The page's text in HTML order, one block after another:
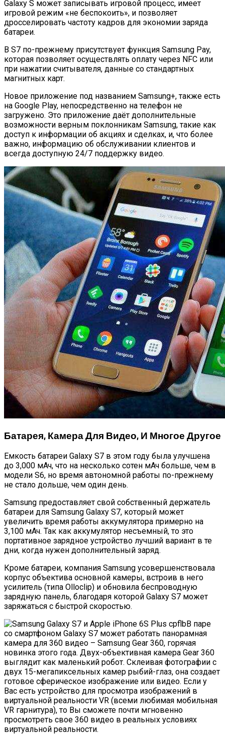
Galaxy S может записывать игровой процесс, имеет
игровой режим «не беспокоить», и позволяет
дросселировать частоту кадров для экономии заряда
батареи.
В S7 по-прежнему присутствует функция Samsung Pay,
которая позволяет осуществлять оплату через NFC или
при нажатии считывателя, данные со стандартных
магнитных карт.
Новое приложение под названием Samsung+, также есть
на Google Play, непосредственно на телефон не
загружено. Это приложение даёт дополнительные
возможности верным поклонникам Samsung, такие как
доступ к информации об акциях и сделках, и, что более
важно, информацию об обслуживании клиентов и
всегда доступную 24/7 поддержку видео.
Батарея, Камера Для Видео, И Многое Другое
Емкость батареи Galaxy S7 в этом году была улучшена
до 3,000 мАч, что на несколько сотен мАч больше, чем в
модели S6, но время автономной работы по-прежнему
не стало дольше, чем один день.
Samsung предоставляет свой собственный держатель
батареи для Samsung Galaxy S7, который может
увеличить время работы аккумулятора примерно на
3,100 мАч. Так как аккумулятор несъемный, то это
портативное зарядное устройство лучший вариант в те
дни, когда нужен дополнительный заряд.
Кроме батареи, компания Samsung усовершенствовала
корпус объектива основной камеры, встроив в него
усилитель (типа Olloclip) и обновила беспроводную
зарядную панель, благодаря которой Galaxy S7 может
заряжаться с быстрой скоростью.
В паре
со смартфоном Galaxy S7 может работать панорамная
камера для 360 видео – Samsung Gear 360, горячая
новинка этого года. Двух-объективная камера Gear 360
выглядит как маленький робот. Склеивая фотографии с
двух 15-мегапиксельных камер рыбий-глаз, она создает
готовое сферическое изображение или видео. Если у
Вас есть устройство для просмотра изображений в
виртуальной реальности VR (всеми любимая мобильная
VR гарнитура), то Вы сможете почти мгновенно
просмотреть свое 360 видео в реальных условиях
виртуальной реальности.